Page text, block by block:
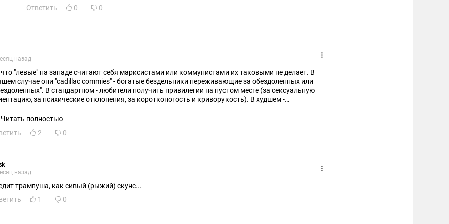
Ответить
0 0
назад
что "левые" на западе считают себя марксистами или коммунистами их таковыми не делает. В
случае они "cadillac commies" - богатые бездельники переживающие за обездоленных или
В стандартном - любители получить привилегии на пустом месте (за сексуальную
за психические отклонения, за коротконогость и криворукость). В худшем -
был рабочий класс в конце 19го - начале 20го века. И эта проблема в течение 20го века
Сейчас именно социализм и так - норма, и не является антитезисом капитализма
Читать полностью
2 0
назад
трампуша, как сивый (рыжий) скунс...
1 0